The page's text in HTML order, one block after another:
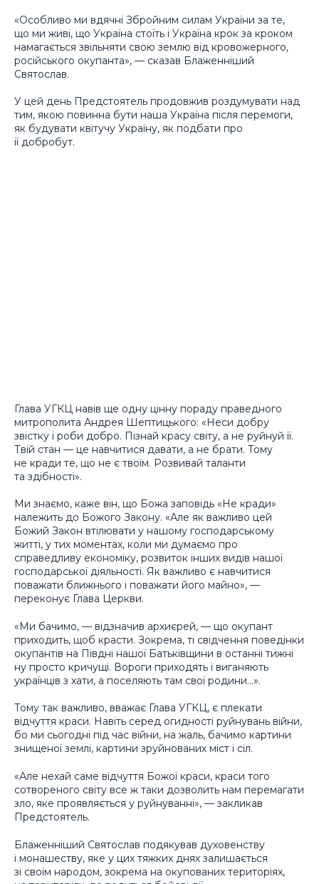
«Особливо ми вдячні Збройним силам України за те,
що ми живі, що Україна стоїть і Україна крок за кроком
намагається звільняти свою землю від кровожерного,
російського окупанта», — сказав Блаженніший
Святослав.
У цей день Предстоятель продовжив роздумувати над
тим, якою повинна бути наша Україна після перемоги,
як будувати квітучу Україну, як подбати про
її добробут.
Глава УГКЦ навів ще одну цінну пораду праведного
митрополита Андрея Шептицького: «Неси добру
звістку і роби добро. Пізнай красу світу, а не руйнуй її.
Твій стан — це навчитися давати, а не брати. Тому
не кради те, що не є твоїм. Розвивай таланти
та здібності».
Ми знаємо, каже він, що Божа заповідь «Не кради»
належить до Божого Закону. «Але як важливо цей
Божий Закон втілювати у нашому господарському
житті, у тих моментах, коли ми думаємо про
справедливу економіку, розвиток інших видів нашої
господарської діяльності. Як важливо є навчитися
поважати ближнього і поважати його майно», —
переконує Глава Церкви.
«Ми бачимо, — відзначив архиєрей, — що окупант
приходить, щоб красти. Зокрема, ті свідчення поведінки
окупантів на Півдні нашої Батьківщини в останні тижні
ну просто кричущі. Вороги приходять і виганяють
українців з хати, а поселяють там свої родини…».
Тому так важливо, вважає Глава УГКЦ, є плекати
відчуття краси. Навіть серед огидності руйнувань війни,
бо ми сьогодні під час війни, на жаль, бачимо картини
знищеної землі, картини зруйнованих міст і сіл.
«Але нехай саме відчуття Божої краси, краси того
сотвореного світу все ж таки дозволить нам перемагати
зло, яке проявляється у руйнуванні», — закликав
Предстоятель.
Блаженніший Святослав подякував духовенству
і монашеству, яке у цих тяжких днях залишається
зі своїм народом, зокрема на окупованих територіях,